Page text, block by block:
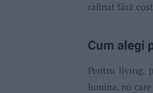
rafinat fără
Cum alegi
Pentru living,
lumina, nu